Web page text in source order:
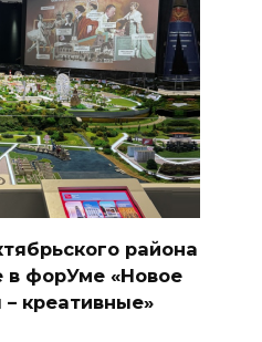
района
в форУме «Новое
креативные»